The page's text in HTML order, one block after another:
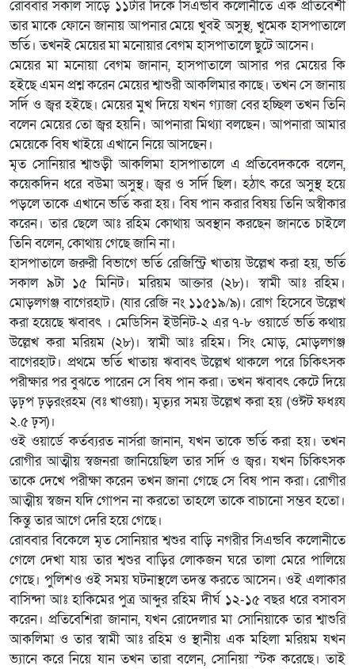
রোববার সকাল সাড়ে ১১টার দিকে সিএন্ডবি কলোনীতে এক প্রতিবেশী
তার মাকে ফোনে জানায় আপনার মেয়ে খুবই অসুস্থ, খুমেক হাসপাতালে
ভর্তি। তখনই মেয়ের মা মনোয়ার বেগম হাসপাতালে ছুটে আসেন।
মেয়ের মা মনোয়া বেগম জানান, হাসপাতালে আসার পর মেয়ের কি
হইছে এমন প্রশ্ন করেন মেয়ের শ্বাশুরী আকলিমার কাছে। তখন সে জানায়
সর্দি ও জ্বর হইছে। মেয়ের মুখ দিয়ে যখন গ্যাজা বের হচ্ছিল তখন তিনি
বলেন মেয়ের তো জ্বর হয়নি। আপনারা মিথ্যা বলছেন। আপনারা আমার
মেয়েকে বিষ খাইয়ে এখানে নিয়ে আসছেন।
মৃত সোনিয়ার শ্বাশুড়ী আকলিমা হাসপাতালে এ প্রতিবেদককে বলেন,
কয়েকদিন ধরে বউমা অসুস্থ। জ্বর ও সর্দি ছিল। হঠাৎ করে অসুস্থ হয়ে
পড়লে তাকে এখানে ভর্তি করা হয়। বিষ পান করার বিষয় তিনি অস্বীকার
করেন। তার ছেলে আঃ রহিম কোথায় অবস্থান করছেন জানতে চাইলে
তিনি বলেন, কোথায় গেছে জানি না।
হাসপাতালে জরুরী বিভাগে ভর্তি রেজিস্ট্রি খাতায় উল্লেখ করা হয়, ভর্তি
সকাল ৯টা ১৫ মিনিট। মরিয়ম আক্তার (২৮)। স্বামী আঃ রহিম।
মোড়লগঞ্জ বাগেরহাট। (যার রেজি নং ১১৫১৯/৯)। রোগ হিসেবে উল্লেখ
করা হয়েছে ঋবাবৎ । মেডিসিন ইউনিট-২ এর ৭-৮ ওয়ার্ডে ভর্তি কথায়
উল্লেখ করা মরিয়ম (২৮)। স্বামী আঃ রহিম। সিং মোড়, মোড়লগঞ্জ
বাগেরহাট। প্রথমে ভর্তি খাতায় ঋবাবৎ উল্লেখ থাকলে পরে চিকিৎসক
পরীক্ষার পর বুঝতে পারেন সে বিষ পান করা। তখন ঋবাবৎ কেটে দিয়ে
ড়ঢ়প ঢ়ড়রংরহম (বঃ খাওয়া)। মৃত্যৃর সময় উল্লেখ করা হয় (ওঈট ফধঃয
২.৫ ঢ়স)।
ওই ওয়ার্ডে কর্তব্যরত নার্সরা জানান, যখন তাকে ভর্তি করা হয়। তখন
রোগীর আত্মীয় স্বজনরা জানিয়েছিল তার সর্দি ও জ্বর। যখন চিকিৎসক
তাকে দেখে পরীক্ষা করেন তখন জানা গেছে সে বিষ পান করা। রোগীর
আত্মীয় স্বজন যদি গোপন না করতো তাহলে তাকে বাচানো সম্ভব হতো।
কিন্তু তার আগে দেরি হয়ে গেছে।
রোববার বিকেলে মৃত সোনিয়ার শ্বশুর বাড়ি নগরীর সিএন্ডবি কলোনীতে
গেলে দেখা যায় তার শ্বশুর বাড়ির লোকজন ঘরে তালা মেরে পালিয়ে
গেছে। পুলিশও ওই সময় ঘটনাস্থলে তদন্ত করতে আসেন। ওই এলাকার
বাসিন্দা আঃ হাকিমের পুত্র আব্দুর রহিম দীর্ঘ ১২-১৫ বছর ধরে বসাবস
করেন। প্রতিবেশিরা জানান, যখন রোদেলার মা সোনিয়াকে তার শ্বাশুরি
আকলিমা ও তার স্বামী আঃ রহিম ও স্থানীয় এক মহিলা মরিয়ম যখন
ভ্যানে করে নিয়ে যান তখন তারা বলেন, সোনিয়া স্টক করেছে। তাই